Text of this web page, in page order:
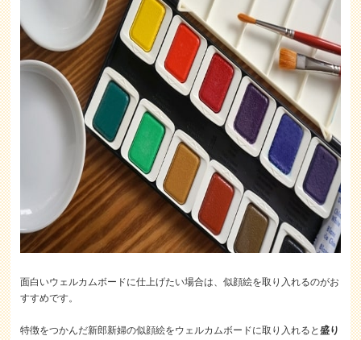
面白いウェルカムボードに仕上げたい場合は、似顔絵を取り入れるのがお
すすめです。
特徴をつかんだ新郎新婦の似顔絵をウェルカムボードに取り入れると盛り